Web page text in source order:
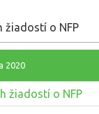
žiadostí o NFP
2020
žiadostí o NFP